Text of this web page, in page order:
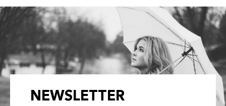
NEWSLETTER